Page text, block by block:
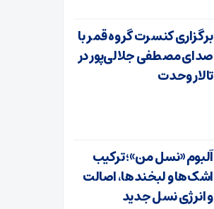
برگزاری کنسرت گروه قمر با
صدای مصطفی جلالی‌پور در
تالار وحدت
آلبوم «نسل من»؛ ترکیب
اشک‌ها و لبخندها، اصالت
و انرژی نسل جدید